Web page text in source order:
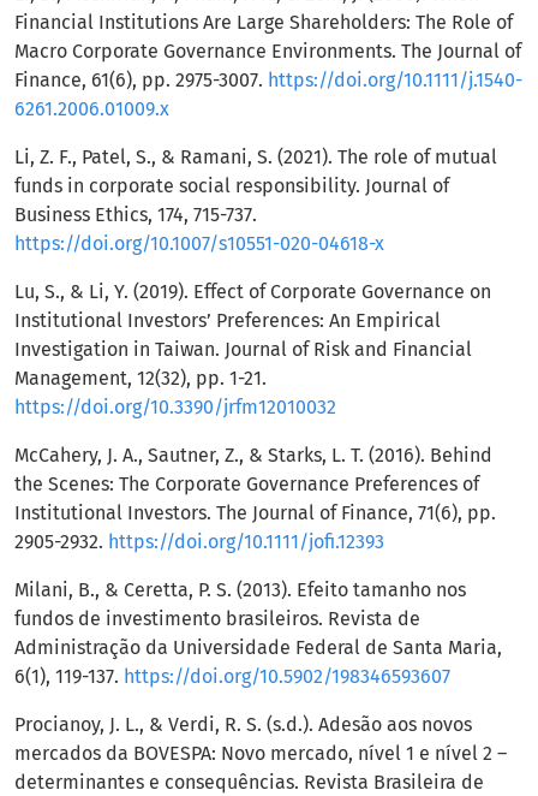
Financial Institutions Are Large Shareholders: The Role of
Macro Corporate Governance Environments. The Journal of
Finance, 61(6), pp. 2975-3007. https://doi.org/10.1111/j.1540-
6261.2006.01009.x
Li, Z. F., Patel, S., & Ramani, S. (2021). The role of mutual
funds in corporate social responsibility. Journal of
Business Ethics, 174, 715-737.
https://doi.org/10.1007/s10551-020-04618-x
Lu, S., & Li, Y. (2019). Effect of Corporate Governance on
Institutional Investors’ Preferences: An Empirical
Investigation in Taiwan. Journal of Risk and Financial
Management, 12(32), pp. 1-21.
https://doi.org/10.3390/jrfm12010032
McCahery, J. A., Sautner, Z., & Starks, L. T. (2016). Behind
the Scenes: The Corporate Governance Preferences of
Institutional Investors. The Journal of Finance, 71(6), pp.
2905-2932. https://doi.org/10.1111/jofi.12393
Milani, B., & Ceretta, P. S. (2013). Efeito tamanho nos
fundos de investimento brasileiros. Revista de
Administração da Universidade Federal de Santa Maria,
6(1), 119-137. https://doi.org/10.5902/198346593607
Procianoy, J. L., & Verdi, R. S. (s.d.). Adesão aos novos
mercados da BOVESPA: Novo mercado, nível 1 e nível 2 –
determinantes e consequências. Revista Brasileira de